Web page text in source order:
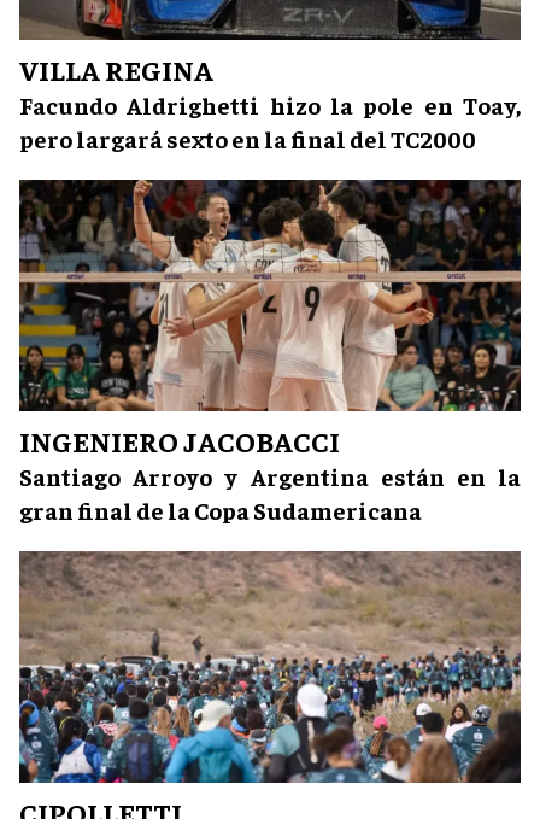
VILLA REGINA
Facundo Aldrighetti hizo la pole en Toay,
pero largará sexto en la final del TC2000
INGENIERO JACOBACCI
Santiago Arroyo y Argentina están en la
gran final de la Copa Sudamericana